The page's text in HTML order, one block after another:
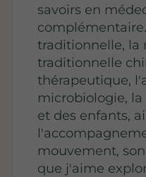
savoirs en
traditionnelle, la
traditionnelle
thérapeutique,
microbiologie,
et des enfants,
mouvement,
que j'aime